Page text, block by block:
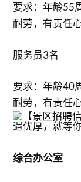
要求：年龄55
耐劳，有责任心
服务员3名
要求：年龄40
耐劳，有责任心
综合办公室